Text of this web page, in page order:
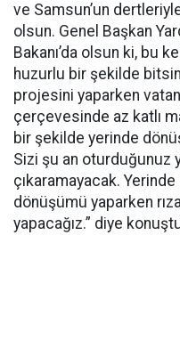
ve Samsun’un
olsun. Genel Başkan
Bakanı’da olsun ki, bu
huzurlu bir şekilde
projesini yaparken
çerçevesinde az katlı
bir şekilde yerinde
Sizi şu an oturduğunuz
çıkaramayacak.
dönüşümü yaparken
yapacağız.” diye